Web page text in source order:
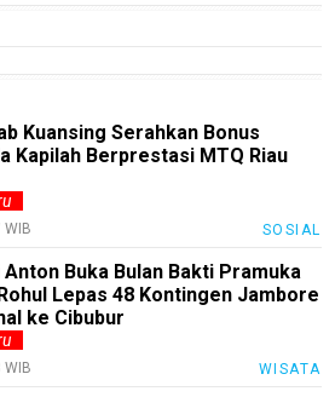
Kuansing Serahkan Bonus
Kapilah Berprestasi MTQ Riau
WIB SOSIAL
Anton Buka Bulan Bakti Pramuka
Lepas 48 Kontingen Jambore
ke Cibubur
WIB WISATA